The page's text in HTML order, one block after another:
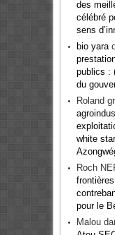
des
célébré
sens
bio yara
publics :
du
Roland
white
Roch
pour le
Malou